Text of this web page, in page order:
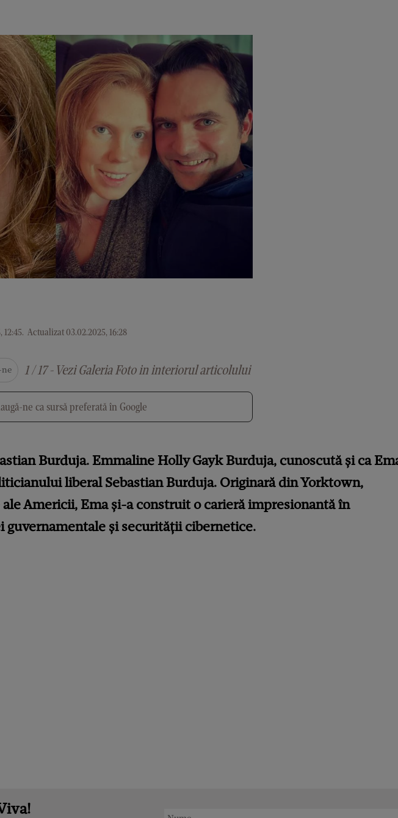
12:45. Actualizat 03.02.2025, 16:28
ne 1 / 17 - Vezi Galeria Foto in interiorul articolului
ne ca sursă preferată în Google
Burduja. Emmaline Holly Gayk Burduja, cunoscută și ca
liberal Sebastian Burduja. Originară din Yorktown,
Americii, Ema și-a construit o carieră impresionantă în
guvernamentale și securității cibernetice.